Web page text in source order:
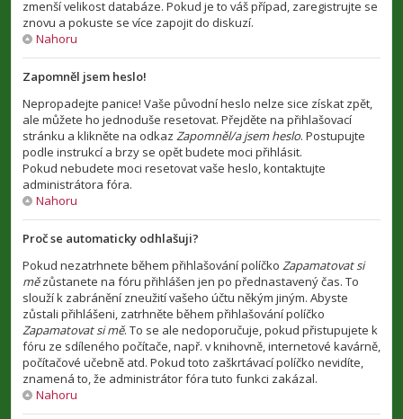
zmenší velikost databáze. Pokud je to váš případ, zaregistrujte se
znovu a pokuste se více zapojit do diskuzí.
Nahoru
Zapomněl jsem heslo!
Nepropadejte panice! Vaše původní heslo nelze sice získat zpět,
ale můžete ho jednoduše resetovat. Přejděte na přihlašovací
stránku a klikněte na odkaz Zapomněl/a jsem heslo. Postupujte
podle instrukcí a brzy se opět budete moci přihlásit.
Pokud nebudete moci resetovat vaše heslo, kontaktujte
administrátora fóra.
Nahoru
Proč se automaticky odhlašuji?
Pokud nezatrhnete během přihlašování políčko Zapamatovat si
mězůstanete na fóru přihlášen jen po přednastavený čas. To
slouží k zabránění zneužití vašeho účtu někým jiným. Abyste
zůstali přihlášeni, zatrhněte během přihlašování políčko
Zapamatovat si mě. To se ale nedoporučuje, pokud přistupujete k
fóru ze sdíleného počítače, např. v knihovně, internetové kavárně,
počítačové učebně atd. Pokud toto zaškrtávací políčko nevidíte,
znamená to, že administrátor fóra tuto funkci zakázal.
Nahoru